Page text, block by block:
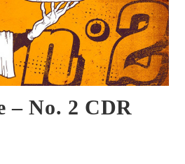
– No. 2 CDR